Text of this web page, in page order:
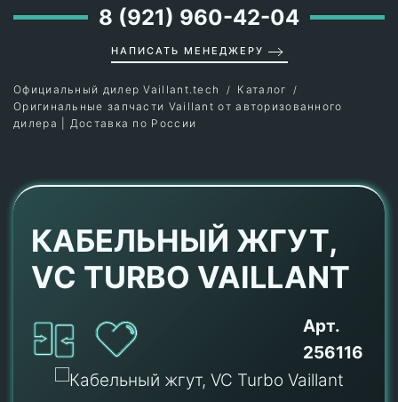
8 (921) 960-42-04
НАПИСАТЬ МЕНЕДЖЕРУ
Официальный дилер Vaillant.tech
Каталог
Оригинальные запчасти Vaillant от авторизованного
дилера | Доставка по России
КАБЕЛЬНЫЙ ЖГУТ,
VC TURBO VAILLANT
Арт.
256116